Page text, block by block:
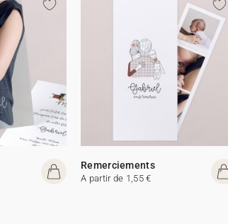
Remerciements
A partir de 1,55 €